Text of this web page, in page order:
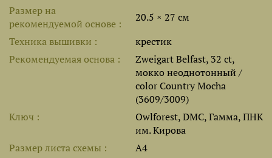
Размер на
рекомендуемой основе
20.5 × 27 см
Техника вышивки
крестик
Рекомендуемая основа
Zweigart Belfast, 32 ct,
мокко неоднотонный /
color Country Mocha
(3609/3009)
Ключ
Owlforest, DMC, Гамма, ПНК
им. Кирова
Размер листа cхемы
A4